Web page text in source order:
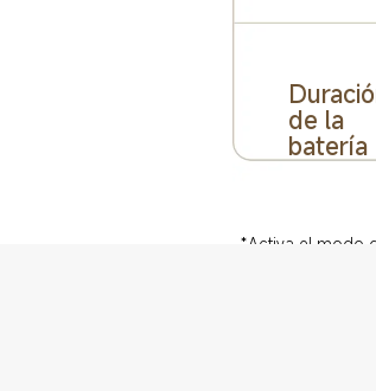
de la
batería
*Activa el modo